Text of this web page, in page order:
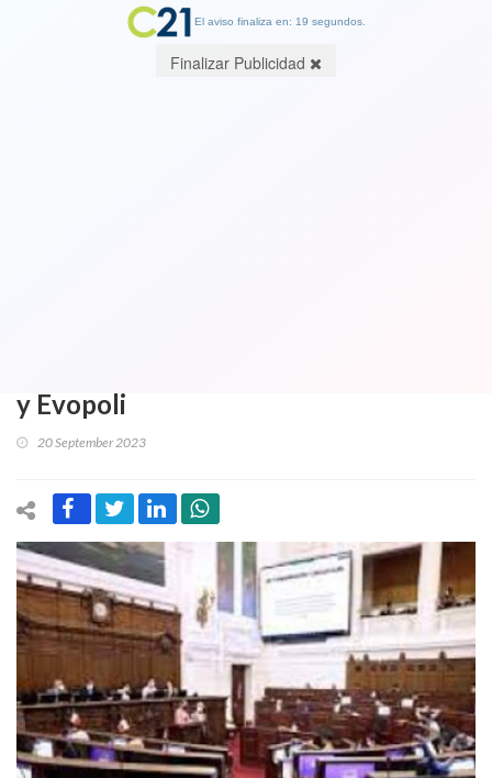
y Evopoli
20 September 2023
El aviso finaliza en: 19 segundos.
Finalizar Publicidad